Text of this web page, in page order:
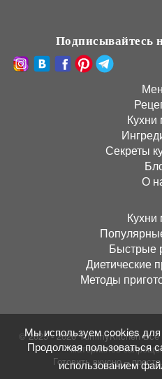
Подписывайтесь
Кухни
Секреты
О
Кухни
Быстрые
Диетические
Методы
© 2025 - 2026 YummyKitchen
материалов
Готовить вкусно –
Мы используем cookies
Продолжая пользоваться
использованием